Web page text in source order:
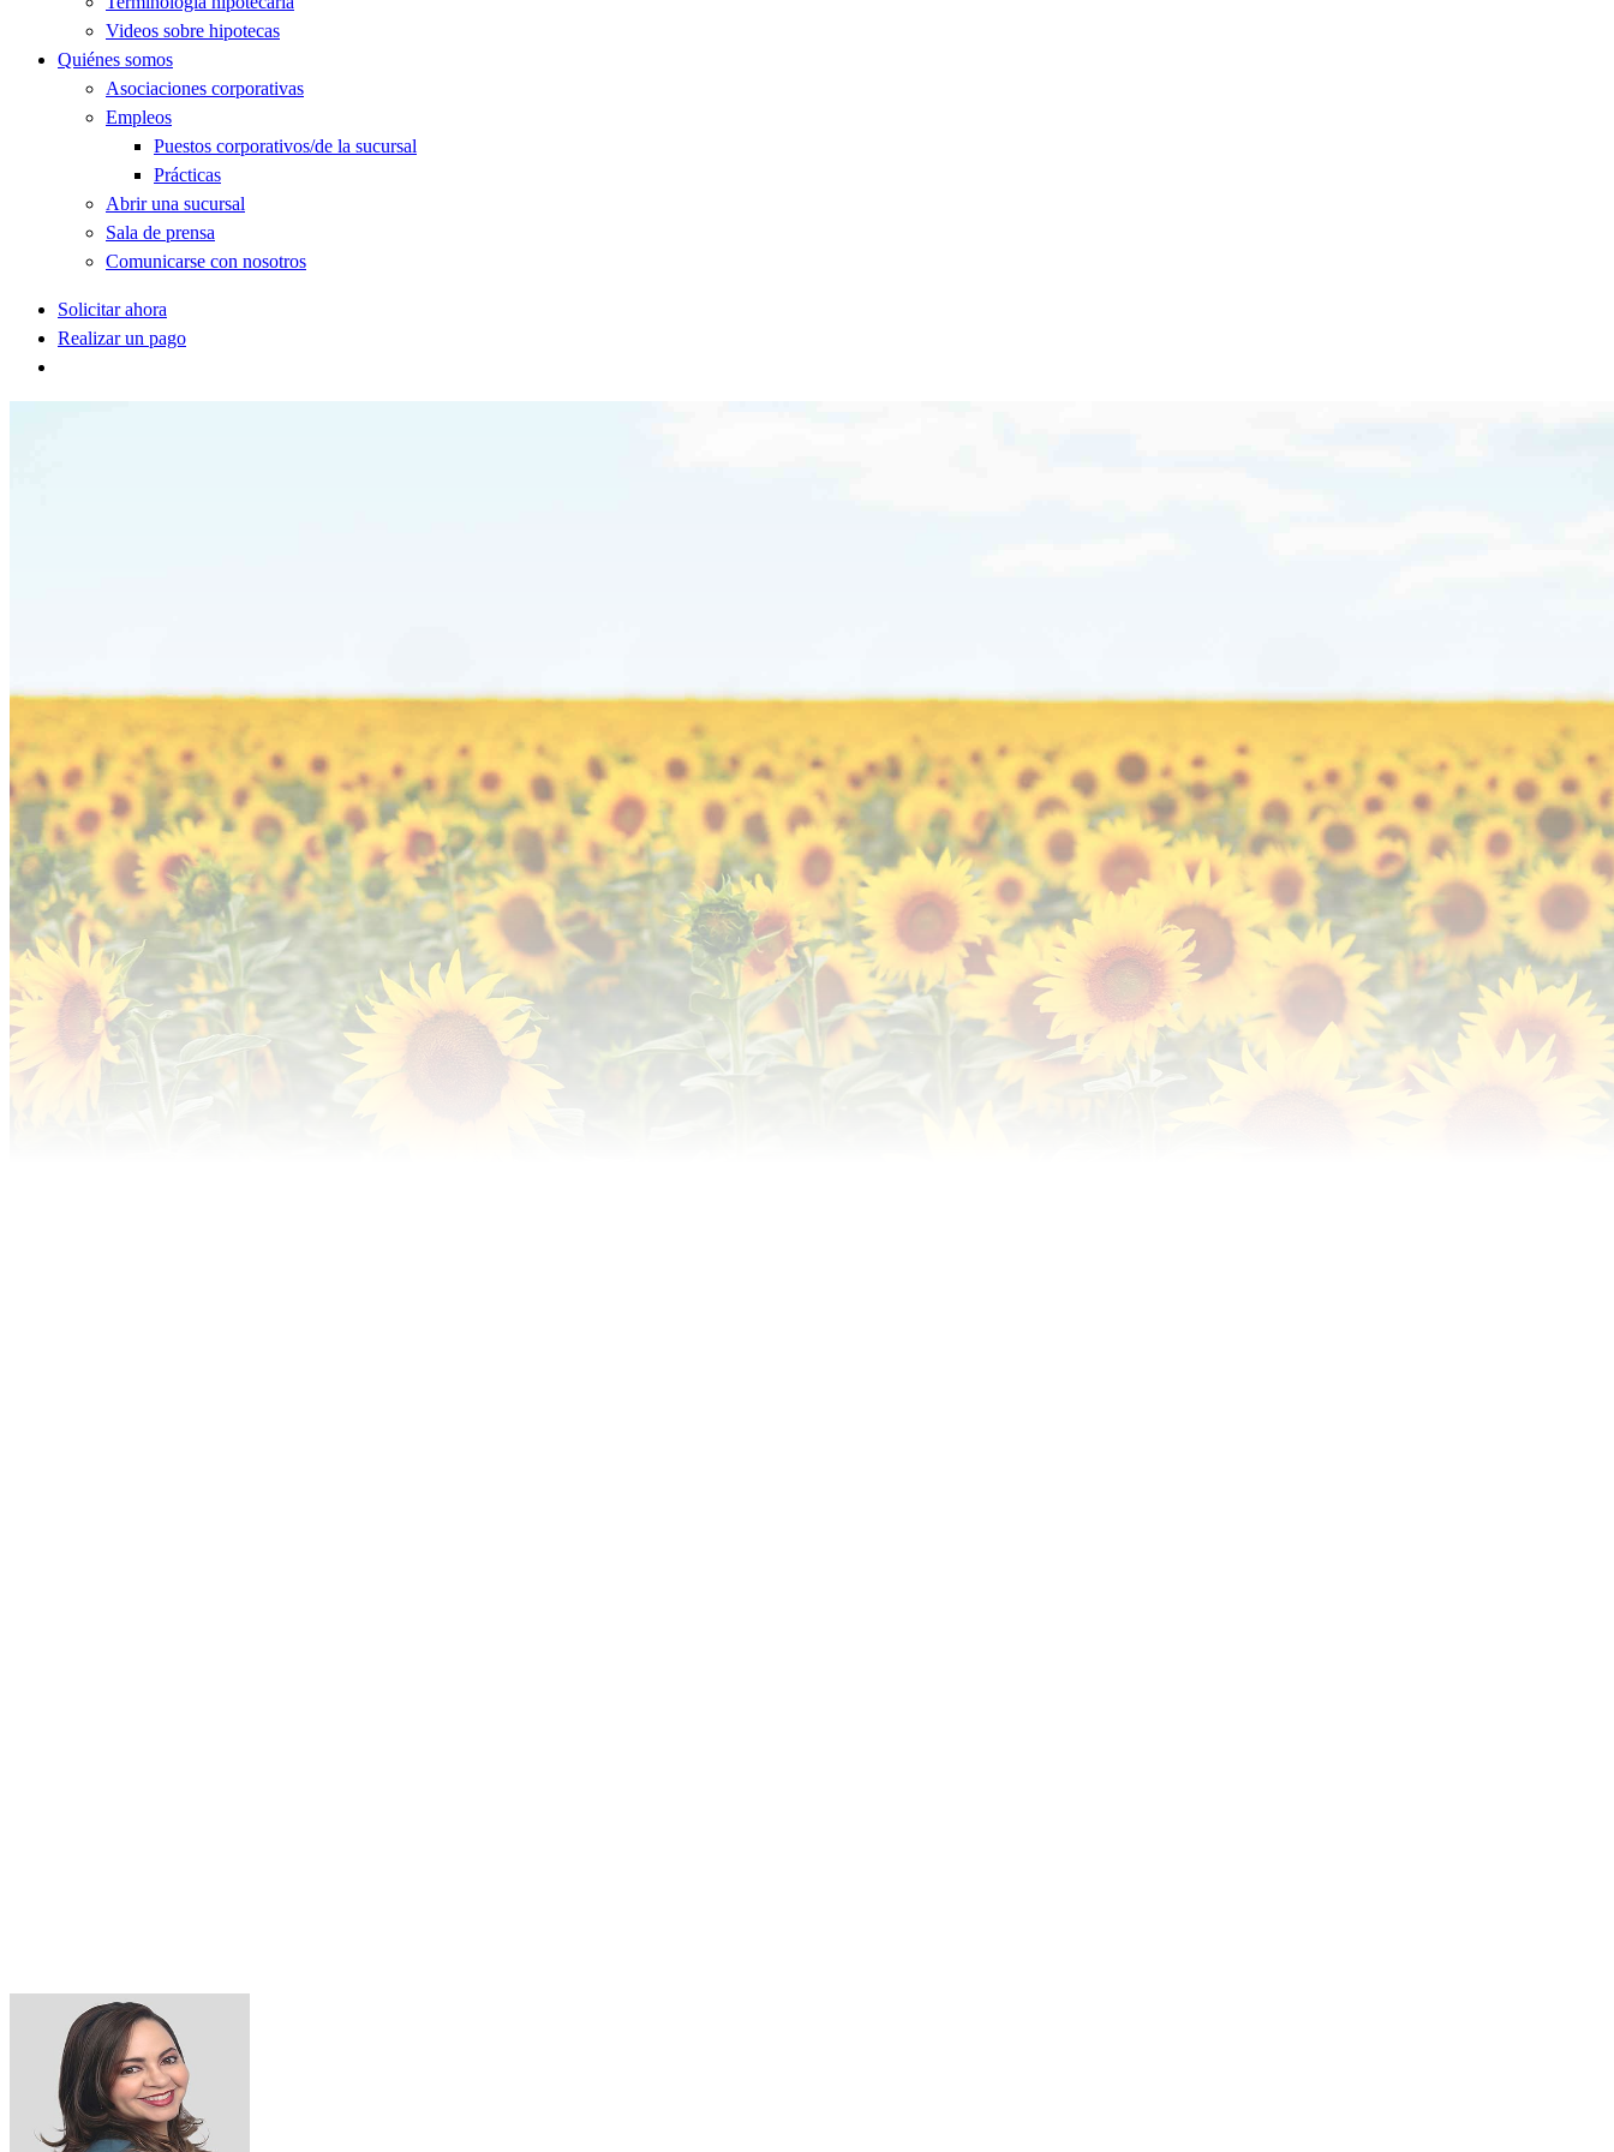
Videos sobre hipotecas
Quiénes somos
Asociaciones corporativas
Empleos
Puestos corporativos/de la sucursal
Prácticas
Abrir una sucursal
Sala de prensa
Comunicarse con nosotros
Solicitar ahora
Realizar un pago